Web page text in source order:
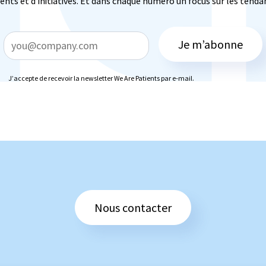
Je m’abonne
J’accepte de recevoir la newsletter We Are Patients par e-mail.
Nous contacter